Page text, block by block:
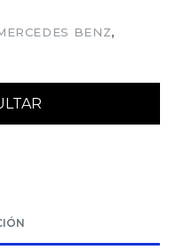
BENZ,